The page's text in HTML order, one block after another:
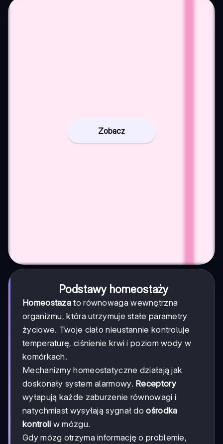
Zobacz
Podstawy homeostaży
Homeostaza to równowaga wewnętrzna
organizmu, która utrzymuje stałe parametry
życiowe. Twoje ciało nieustannie kontroluje
temperaturę, ciśnienie krwi i poziom wody w
komórkach.
Mechanizmy homeostatyczne działają jak
doskonały system alarmowy. Receptory
wyłapują każde zaburzenie równowagi i
natychmiast wysyłają sygnał doośrodka
kontroli w mózgu.
Gdy mózg otrzyma informację o problemie,